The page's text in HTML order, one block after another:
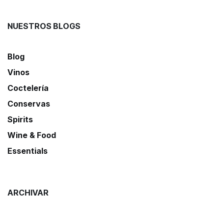
NUESTROS BLOGS
Blog
Vinos
Coctelería
Conservas
Spirits
Wine & Food
Essentials
ARCHIVAR